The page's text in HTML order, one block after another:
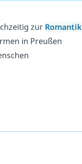
zur Romantik
in Preußen